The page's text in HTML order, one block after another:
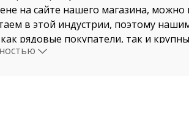
на сайте нашего магазина,
в этой индустрии, поэтому
как рядовые покупатели, так и